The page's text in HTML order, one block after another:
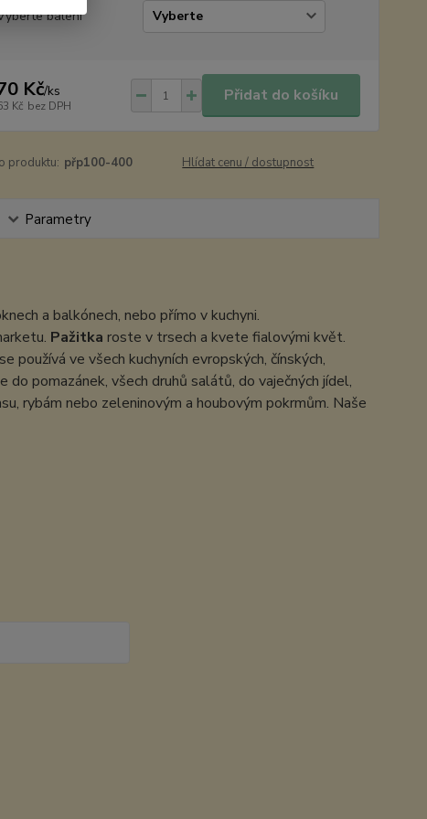
balení
Kč/ks
Kč bez DPH
Přidat do košíku
produktu: přp100-400 Hlídat cenu / dostupnost
Parametry
a balkónech, nebo přímo v kuchyni.
Pažitka roste v trsech a kvete fialovými květ.
se používá ve všech kuchyních evropských, čínských,
do pomazánek, všech druhů salátů, do vaječných jídel,
rybám nebo zeleninovým a houbovým pokrmům. Naše